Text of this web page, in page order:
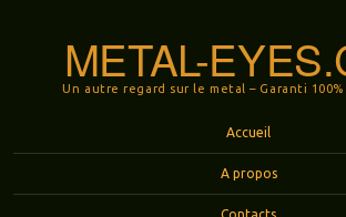
METAL-
Un autre regard sur le metal – Garanti 100%
Accueil
A propos
Contacts